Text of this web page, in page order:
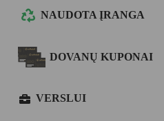
NAUDOTA ĮRANGA
DOVANŲ KUPONAI
VERSLUI